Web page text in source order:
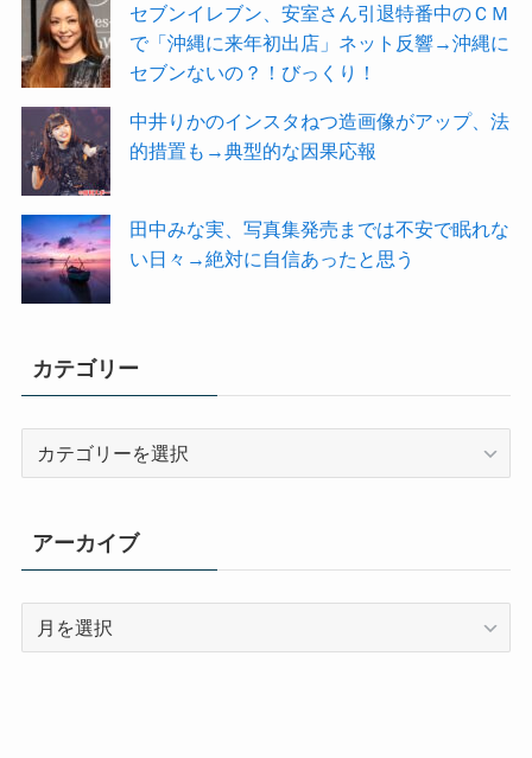
セブンイレブン、安室さん引退特番中のＣＭ
で「沖縄に来年初出店」ネット反響→沖縄に
セブンないの？！びっくり！
中井りかのインスタねつ造画像がアップ、法
的措置も→典型的な因果応報
田中みな実、写真集発売までは不安で眠れな
い日々→絶対に自信あったと思う
カテゴリー
リ
ー
アーカイブ